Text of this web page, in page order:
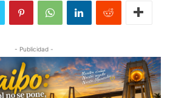
- Publicidad -